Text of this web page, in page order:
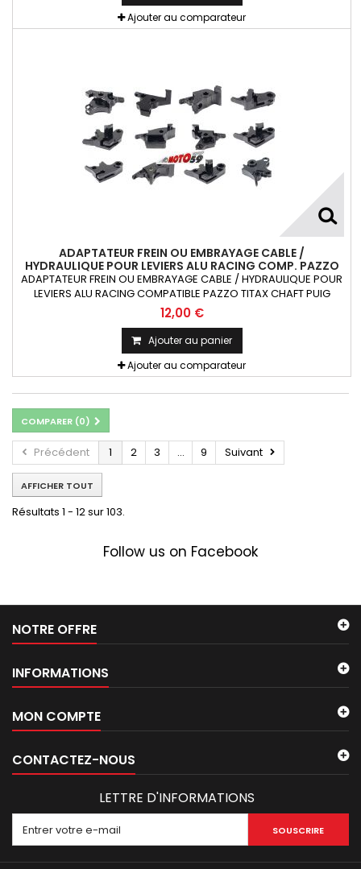
Ajouter au comparateur
ADAPTATEUR FREIN OU EMBRAYAGE CABLE /
HYDRAULIQUE POUR LEVIERS ALU RACING COMP. PAZZO
TITAX CHAFT PUIG RIZOMA X1
ADAPTATEUR FREIN OU EMBRAYAGE CABLE / HYDRAULIQUE POUR
LEVIERS ALU RACING COMPATIBLE PAZZO TITAX CHAFT PUIG
RIZOMA 1 pièce
12,00 €
Ajouter au panier
Ajouter au comparateur
COMPARER (0)
Précédent 1 2 3 ... 9 Suivant
AFFICHER TOUT
Résultats 1 - 12 sur 103.
Follow us on Facebook
NOTRE OFFRE
INFORMATIONS
MON COMPTE
CONTACTEZ-NOUS
LETTRE D'INFORMATIONS
SOUSCRIRE